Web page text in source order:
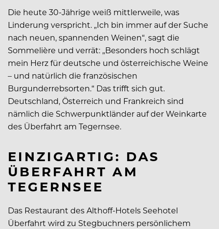
Die heute 30-Jährige weiß mittlerweile, was
Linderung verspricht. „Ich bin immer auf der Suche
nach neuen, spannenden Weinen“, sagt die
Sommelière und verrät: „Besonders hoch schlägt
mein Herz für deutsche und österreichische Weine
– und natürlich die französischen
Burgunderrebsorten.“ Das trifft sich gut.
Deutschland, Österreich und Frankreich sind
nämlich die Schwerpunktländer auf der Weinkarte
des Überfahrt am Tegernsee.
EINZIGARTIG: DAS
ÜBERFAHRT AM
TEGERNSEE
Das Restaurant des Althoff-Hotels Seehotel
Überfahrt wird zu Stegbuchners persönlichem